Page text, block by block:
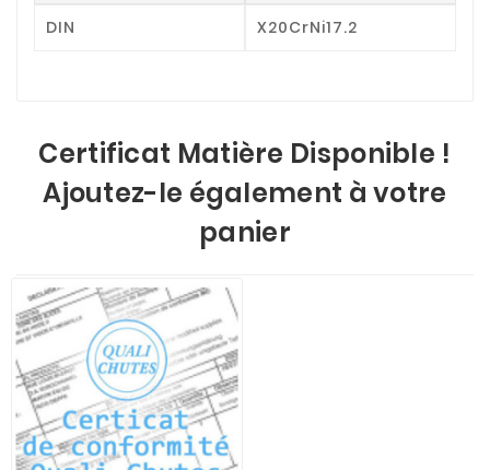
DIN X20CrNi17.2
Certificat Matière Disponible !
Ajoutez-le également à votre
panier